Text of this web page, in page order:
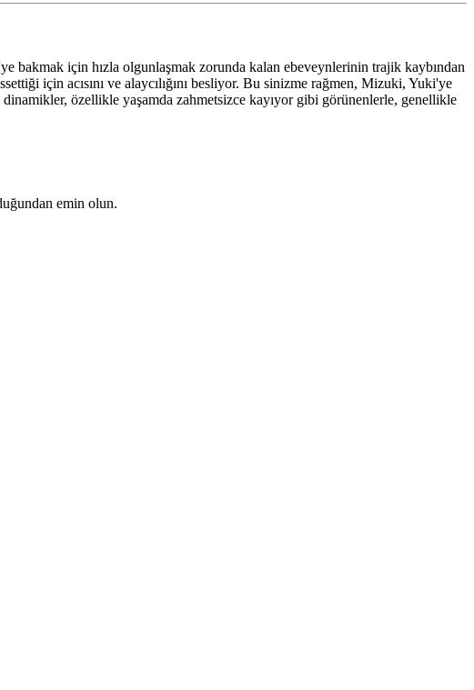
bakmak için hızla olgunlaşmak zorunda kalan ebeveynlerinin trajik kaybından
için acısını ve alaycılığını besliyor. Bu sinizme rağmen, Mizuki, Yuki'ye
dinamikler, özellikle yaşamda zahmetsizce kayıyor gibi görünenlerle, genellikle
emin olun.